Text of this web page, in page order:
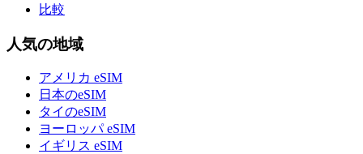
比較
人気の地域
アメリカ eSIM
日本のeSIM
タイのeSIM
ヨーロッパ eSIM
イギリス eSIM